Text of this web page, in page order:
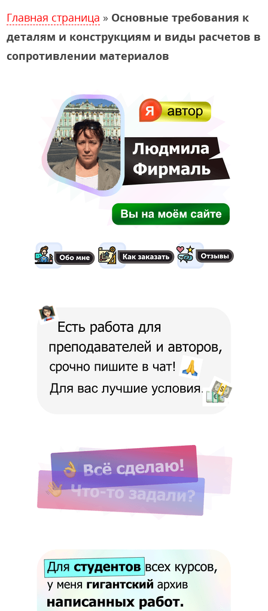
Главная страница » Основные требования к
деталям и конструкциям и виды расчетов в
сопротивлении материалов